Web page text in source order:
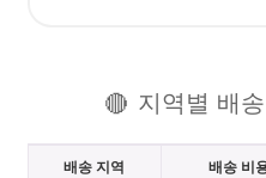
🔴 지역별 배
배송 지역 배송 비